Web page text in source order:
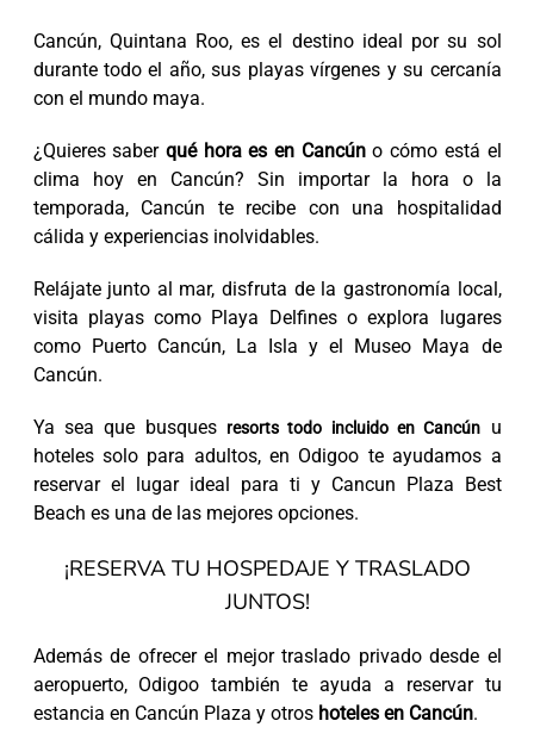
Cancún, Quintana Roo, es el destino ideal por su sol
durante todo el año, sus playas vírgenes y su cercanía
con el mundo maya.
¿Quieres saber qué hora es en Cancúno cómo está el
clima hoy en Cancún? Sin importar la hora o la
temporada, Cancún te recibe con una hospitalidad
cálida y experiencias inolvidables.
Relájate junto al mar, disfruta de la gastronomía local,
visita playas como Playa Delfines o explora lugares
como Puerto Cancún, La Isla y el Museo Maya de
Cancún.
Ya sea que busques resorts todo incluido en Cancún
u
hoteles solo para adultos, en Odigoo te ayudamos a
reservar el lugar ideal para ti y Cancun Plaza Best
Beach es una de las mejores opciones.
¡RESERVA TU HOSPEDAJE Y TRASLADO
JUNTOS!
Además de ofrecer el mejor traslado privado desde el
aeropuerto, Odigoo también te ayuda a reservar tu
estancia en Cancún Plaza y otros hoteles en Cancún.